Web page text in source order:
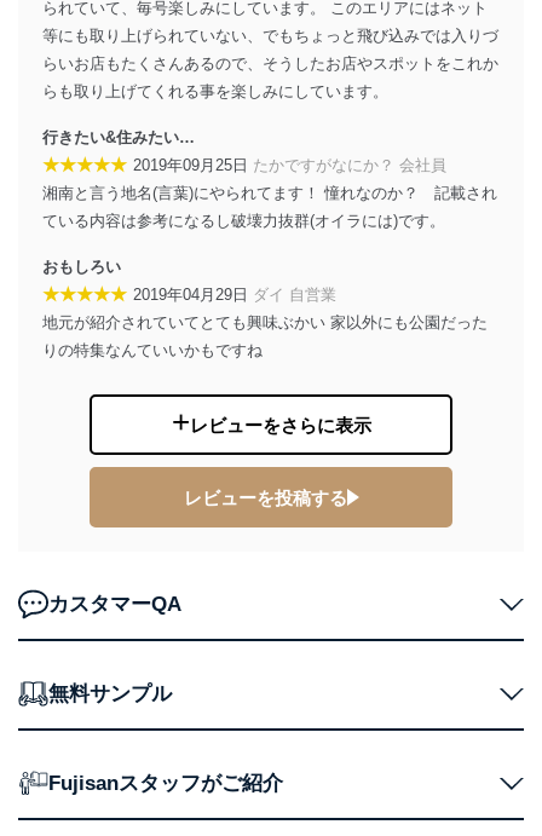
当社は以下の個人情報保護管理者を設置し、個人情報保
護管理者の責任のもと、個人情報を取得・アクセス・利
用・提供・管理いたします。
東京都渋谷区南平台町16-11
株式会社富士山マガジンサービス
代表取締役会長 西野 伸一郎
個人情報保護管理者: 経営管理グループディレクター 前
田 嘉也
当社が取り扱う開示対象個人情報の利用目的は次のとお
りです。
No
個人情報の種類
当社の定期購読サ
ービス等をご利用
の方の個人情報
商品代金回収のため
ｅメール等による商品、サービ
ス、キャンペーン等の広告の案内
のため
閲覧履歴や購買履歴等の情報を分
析して、趣味・嗜好に
当社にお問合わせ
人情報
質向上のため
ｅメール等による商品、サービ
られていて、毎号楽しみにしています。 このエリアにはネット
等にも取り上げられていない、でもちょっと飛び込みでは入りづ
らいお店もたくさんあるので、そうしたお店やスポットをこれか
らも取り上げてくれる事を楽しみにしています。
行きたい&住みたい…
★★★★★ 2019年09月25日 たかですがなにか？ 会社員
湘南と言う地名(言葉)にやられてます！ 憧れなのか？ 記載され
ている内容は参考になるし破壊力抜群(オイラには)です。
おもしろい
★★★★★ 2019年04月29日 ダイ 自営業
地元が紹介されていてとても興味ぶかい 家以外にも公園だった
りの特集なんていいかもですね
レビューをさらに表示
レビューを投稿する
カスタマーQA
無料サンプル
Fujisanスタッフがご紹介